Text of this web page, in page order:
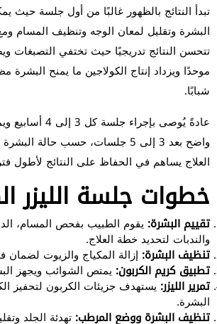
تبدأ النتائج بالظهور غالبًا من أول جلسة حيث
البشرة وتقليل لمعان الوجه وتنظيف المسام
تتحسن النتائج تدريجيًا حيث تختفي التصبغات
موحدًا ويزداد إنتاج الكولاجين ما يمنح البشرة
شبابًا.
عادةً يُوصى بإجراء
واضح بعد 3 إلى 5 جلسات، حسب حالة
العلاج يساهم في الحفاظ على النتائج لأطول
خطوات جلسة الليزر
تقييم البشرة: يقوم الطبيب بفحص المسام،
والندبات لتحديد خطة العلاج.
تنظيف البشرة: إزالة المكياج والزيوت لضمان
تطبيق كريم الكربون: يمتص الشوائب ويجهز
تمرير الليزر: يستهدف جزيئات الكربون لتحفيز
البشرة.
تنظيف البشرة ووضع المرطب: تهدئة الجلد